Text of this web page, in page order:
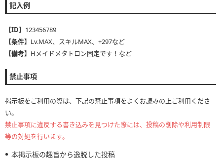
記入例
【ID】 123456789
【条件】 Lv.MAX、スキルMAX、+297など
【備考】 Hメイドメタトロン固定です！など
禁止事項
掲示板をご利用の際は、下記の禁止事項をよくお読みの上ご利用くださ
い。
禁止事項に違反する書き込みを見つけた際には、投稿の削除や利用制限
等の対処を行います。
本掲示板の趣旨から逸脱した投稿